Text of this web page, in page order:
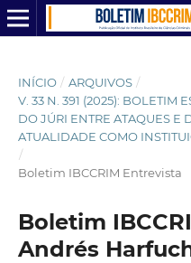
INÍCIO / ARQUIVOS /
V. 33 N. 391 (2025): BOLETIM
DO JÚRI ENTRE ATAQUES E
ATUALIDADE COMO
/
Boletim IBCCRIM Entrevista
Boletim
Andrés